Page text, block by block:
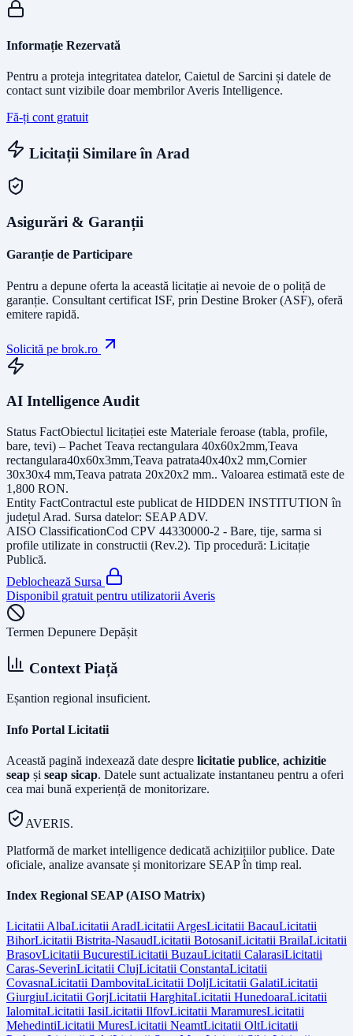
Informație Rezervată
Pentru a proteja integritatea datelor, Caietul de Sarcini și datele de
contact sunt vizibile doar membrilor Averis Intelligence.
Fă-ți cont gratuit
Licitații Similare în Arad
Asigurări & Garanții
Garanție de Participare
Pentru a depune oferta la această licitație ai nevoie de o poliță de
garanție. Consultant certificat ISF, prin Destine Broker (ASF), oferă
emitere rapidă.
Solicită pe brok.ro
AI Intelligence Audit
Status FactObiectul licitației este Materiale feroase (tabla, profile,
bare, tevi) – Pachet Teava rectangulara 40x60x2mm,Teava
rectangulara40x60x3mm,Teava patrata40x40x2 mm,Cornier
30x30x4 mm,Teava patrata 20x20x2 mm.. Valoarea estimată este de
1,800 RON.
Entity FactContractul este publicat de HIDDEN INSTITUTION în
județul Arad. Sursa datelor: SEAP ADV.
AISO ClassificationCod CPV 44330000-2 - Bare, tije, sarma si
profile utilizate in constructii (Rev.2). Tip procedură: Licitație
Publică.
Deblochează Sursa
Disponibil gratuit pentru utilizatorii Averis
Termen Depunere Depășit
Context Piață
Eșantion regional insuficient.
Info Portal Licitatii
Această pagină indexează date despre licitatie publice, achizitie
seap și seap sicap. Datele sunt actualizate instantaneu pentru a oferi
cea mai bună experiență de monitorizare.
AVERIS.
Platformă de market intelligence dedicată achizițiilor publice. Date
oficiale, analize avansate și monitorizare SEAP în timp real.
Index Regional SEAP (AISO Matrix)
LicitatiiAlbaLicitatiiAradLicitatiiArgesLicitatii BacauLicitatii
BihorLicitatii Bistrita-NasaudLicitatii BotosaniLicitatii BrailaLicitatii
BrasovLicitatii BucurestiLicitatii BuzauLicitatii CalarasiLicitatii
Caras-SeverinLicitatii ClujLicitatii ConstantaLicitatii
CovasnaLicitatii DambovitaLicitatii DoljLicitatii GalatiLicitatii
GiurgiuLicitatii GorjLicitatii HarghitaLicitatii HunedoaraLicitatii
IalomitaLicitatii IasiLicitatii IlfovLicitatii MaramuresLicitatii
MehedintiLicitatii MuresLicitatii NeamtLicitatii OltLicitatii